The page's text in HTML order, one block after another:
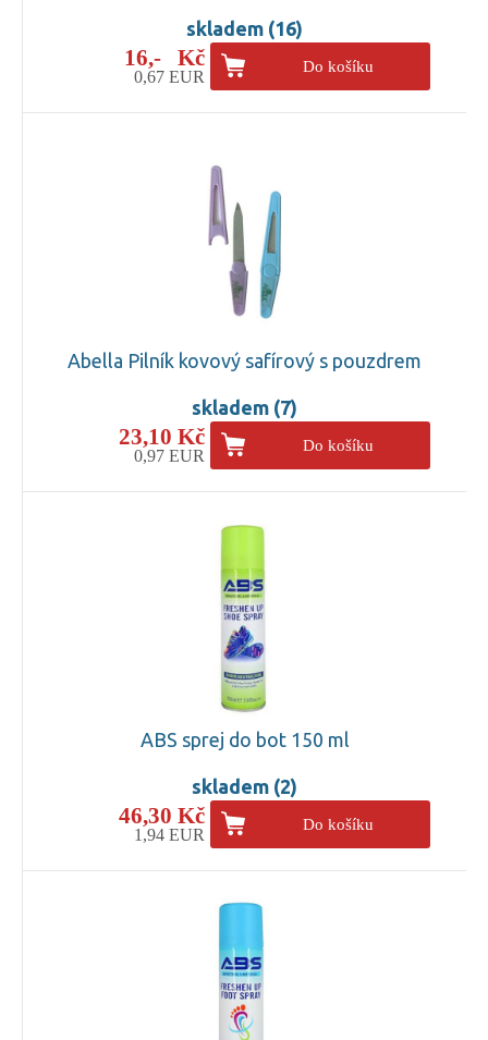
skladem (16)
16,- Kč
0,67 EUR
Do košíku
Abella Pilník kovový safírový s pouzdrem
skladem (7)
23,10 Kč
0,97 EUR
Do košíku
ABS sprej do bot 150 ml
skladem (2)
46,30 Kč
1,94 EUR
Do košíku